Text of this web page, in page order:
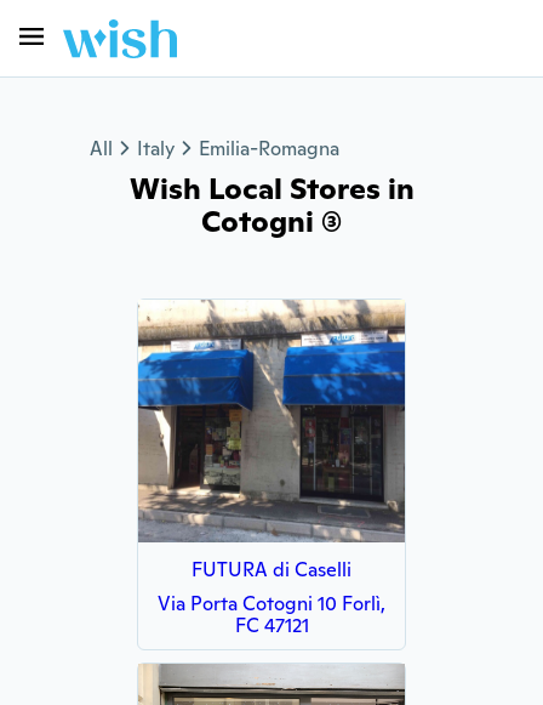
All Italy Emilia-Romagna
Wish Local Stores in
Cotogni (3)
FUTURA di Caselli
Via Porta Cotogni 10 Forlì,
FC 47121